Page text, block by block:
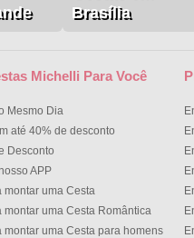
Brasília
Michelli Para Você
Mesmo Dia
até 40% de desconto
Desconto
APP
montar uma Cesta
montar uma Cesta Romântica
montar uma Cesta para homens